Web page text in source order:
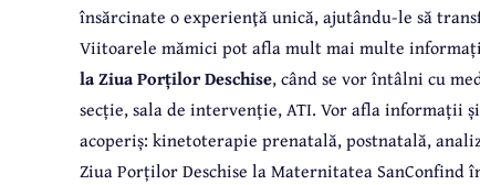
însărcinate o experienţă unică, ajutându-le să
Viitoarele mămici pot afla mult mai multe
la Ziua Porților Deschise, când se vor întâlni cu
secție, sala de intervenție, ATI. Vor afla informații
acoperiș: kinetoterapie prenatală, postnatală,
Ziua Porților Deschise la Maternitatea SanConfind